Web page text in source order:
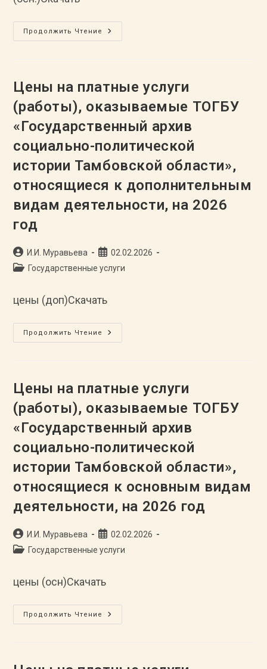
Продолжить Чтение
ПЕРЕЧЕНЬ
Платных
Архив
Политической
Тамбовской
Области»,
К
Видам
Деятельности,
На
2026
Цены на платные услуги
(работы), оказываемые ТОГБУ
«Государственный архив
социально-политической
истории Тамбовской области»,
относящиеся к дополнительным
видам деятельности, на 2026
год
Автор
записи:
И.И. Муравьева
Запись
опубликована:
02.02.2026
РубрикаГосударственные услуги
цены (доп)Скачать
Продолжить Чтение
Цены
На
«Государственный
Социально-
Истории
Тамбовской
Относящиеся
Дополнительным
Видам
Деятельности,
На
Год
Цены на платные услуги
(работы), оказываемые ТОГБУ
«Государственный архив
социально-политической
истории Тамбовской области»,
относящиеся к основным видам
деятельности, на 2026 год
Автор
записи:
И.И. Муравьева
Запись
опубликована:
02.02.2026
РубрикаГосударственные услуги
цены (осн)Скачать
Продолжить Чтение
Цены
На